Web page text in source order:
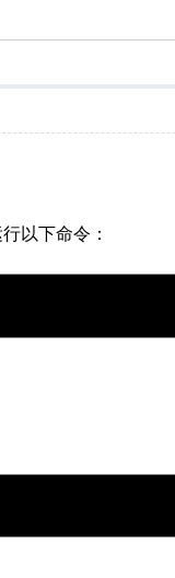
以下命令：